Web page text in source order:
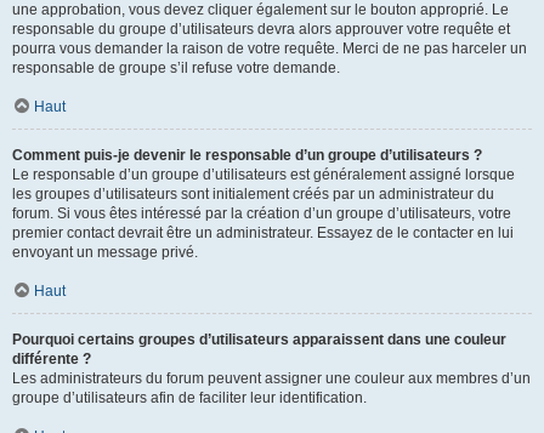
une approbation, vous devez cliquer également sur le bouton approprié. Le
responsable du groupe d’utilisateurs devra alors approuver votre requête et
pourra vous demander la raison de votre requête. Merci de ne pas harceler un
responsable de groupe s’il refuse votre demande.
Haut
Comment puis-je devenir le responsable d’un groupe d’utilisateurs ?
Le responsable d’un groupe d’utilisateurs est généralement assigné lorsque
les groupes d’utilisateurs sont initialement créés par un administrateur du
forum. Si vous êtes intéressé par la création d’un groupe d’utilisateurs, votre
premier contact devrait être un administrateur. Essayez de le contacter en lui
envoyant un message privé.
Haut
Pourquoi certains groupes d’utilisateurs apparaissent dans une couleur
différente ?
Les administrateurs du forum peuvent assigner une couleur aux membres d’un
groupe d’utilisateurs afin de faciliter leur identification.